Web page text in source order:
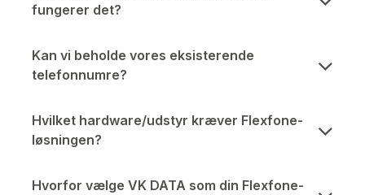
fungerer det?
Kan vi beholde vores eksisterende
telefonnumre?
Hvilket hardware/udstyr kræver Flexfone-
løsningen?
Hvorfor vælge VK DATA som din Flexfone-